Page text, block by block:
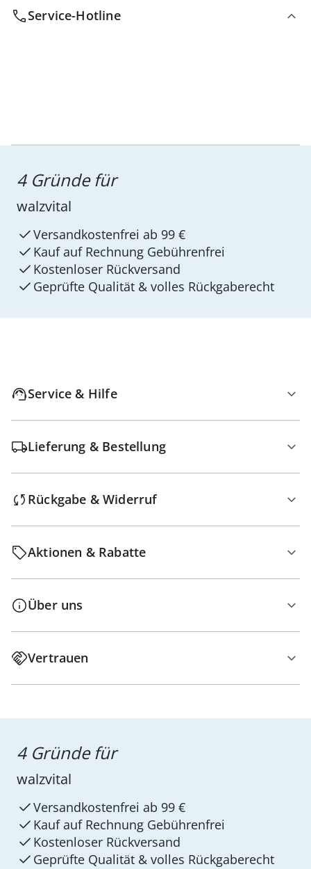
Service-Hotline
4 Gründe für
walzvital
Versandkostenfrei ab 99 €
Kauf auf Rechnung Gebührenfrei
Kostenloser Rückversand
Geprüfte Qualität & volles Rückgaberecht
Service & Hilfe
Lieferung & Bestellung
Rückgabe & Widerruf
Aktionen & Rabatte
Über uns
Vertrauen
4 Gründe für
walzvital
Versandkostenfrei ab 99 €
Kauf auf Rechnung Gebührenfrei
Kostenloser Rückversand
Geprüfte Qualität & volles Rückgaberecht